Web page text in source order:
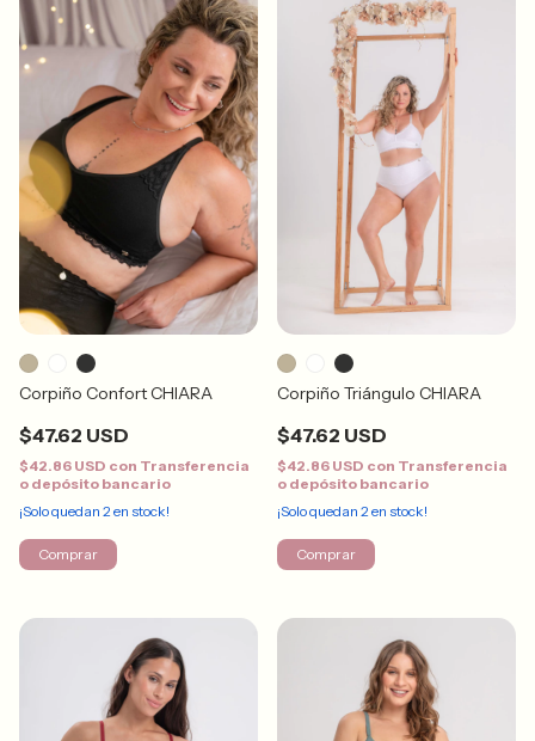
Corpiño Confort CHIARA
$47.62 USD
$42.86 USD con Transferencia
o depósito bancario
¡Solo quedan 2en stock!
Comprar
Corpiño Triángulo CHIARA
$47.62 USD
$42.86 USD con Transferencia
o depósito bancario
¡Solo quedan 2en stock!
Comprar